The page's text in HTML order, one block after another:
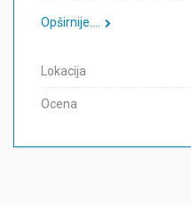
Opširnije....
Lokacija
Ocena